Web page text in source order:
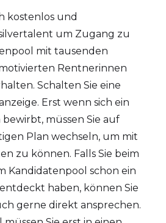
kostenlos und
um Zugang zu
mit tausenden
Rentnerinnen
Schalten Sie eine
Erst wenn sich ein
müssen Sie auf
Plan wechseln, um mit
zu können. Falls Sie beim
Kandidatenpool schon ein
haben, können Sie
gerne direkt ansprechen.